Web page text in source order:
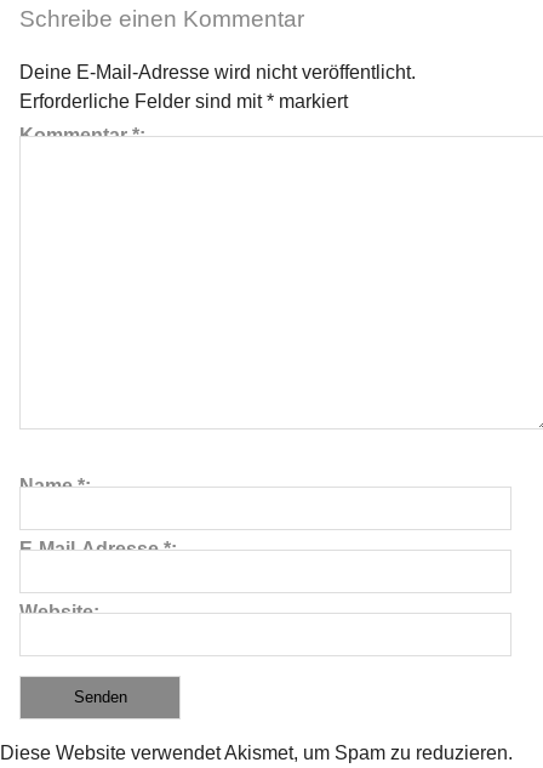
Schreibe einen Kommentar
Deine E-Mail-Adresse wird nicht veröffentlicht.
Erforderliche Felder sind mit* markiert
Kommentar*
Name*
E-Mail-Adresse*
Website
Diese Website verwendet Akismet, um Spam zu reduzieren.